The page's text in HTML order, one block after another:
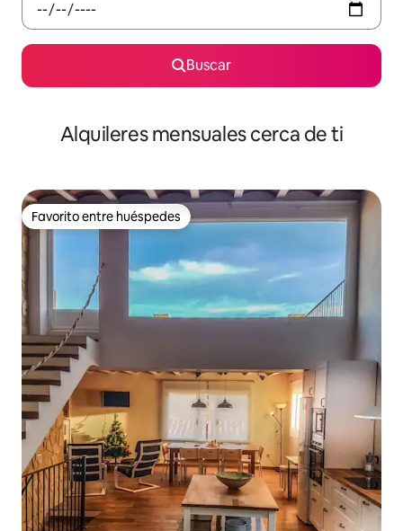
Buscar
Alquileres mensuales cerca de ti
Favorito entre huéspedes
Favorito entre huéspedes